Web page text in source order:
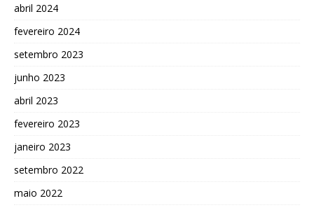
abril 2024
fevereiro 2024
setembro 2023
junho 2023
abril 2023
fevereiro 2023
janeiro 2023
setembro 2022
maio 2022